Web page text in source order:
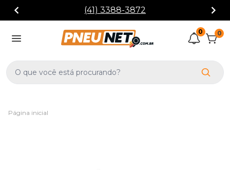
(41) 3388-3872
0 0
Página inicial